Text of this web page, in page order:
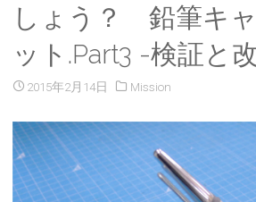
coming soon
しょう？ 鉛筆キ
ット.Part3 -検証と
2015年2月14日 Mission